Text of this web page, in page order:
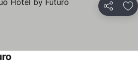
Dela